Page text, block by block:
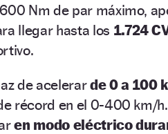
Nm de par máximo,
llegar hasta los 1.724
de acelerarde 0 a 100
récord en el 0-400 km/h.
en modo eléctrico